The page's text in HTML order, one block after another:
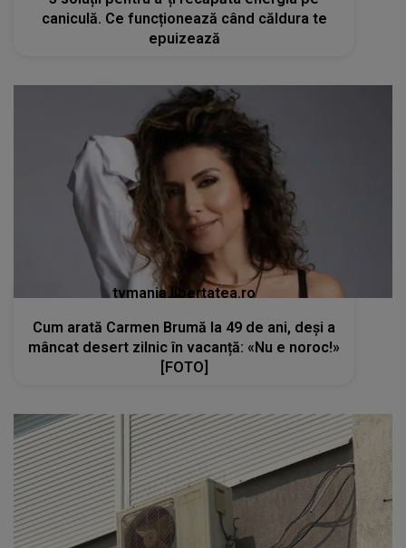
caniculă. Ce funcționează când căldura te
epuizează
tvmania.libertatea.ro
Cum arată Carmen Brumă la 49 de ani, deși a
mâncat desert zilnic în vacanță: «Nu e noroc!»
[FOTO]